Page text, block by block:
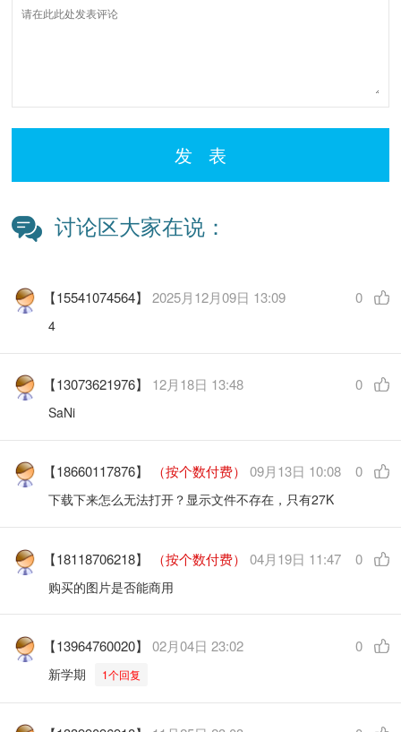
发 表
讨论区大家在说：
【15541074564】2025月12月09日 13:09 0
4
【13073621976】 12月18日 13:48 0
SaNi
【18660117876】 （按个数付费） 09月13日 10:08 0
下载下来怎么无法打开？显示文件不存在，只有27K
【18118706218】 （按个数付费） 04月19日 11:47 0
购买的图片是否能商用
【13964760020】02月04日 23:02 0
新学期 1个回复